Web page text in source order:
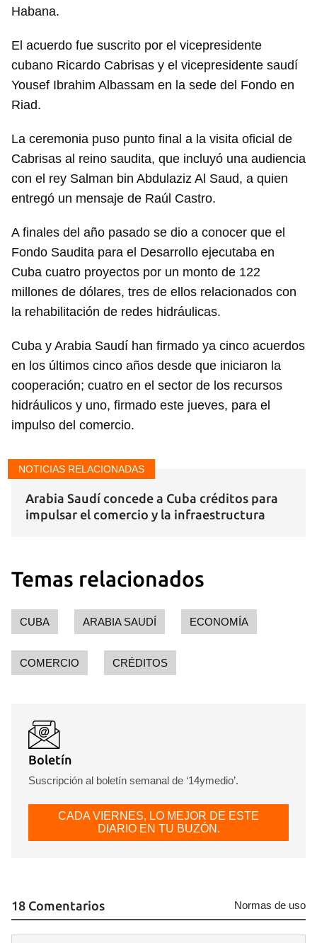
Habana.
El acuerdo fue suscrito por el vicepresidente
cubano Ricardo Cabrisas y el vicepresidente saudí
Yousef Ibrahim Albassam en la sede del Fondo en
Riad.
La ceremonia puso punto final a la visita oficial de
Cabrisas al reino saudita, que incluyó una audiencia
con el rey Salman bin Abdulaziz Al Saud, a quien
entregó un mensaje de Raúl Castro.
A finales del año pasado se dio a conocer que el
Fondo Saudita para el Desarrollo ejecutaba en
Cuba cuatro proyectos por un monto de 122
millones de dólares, tres de ellos relacionados con
la rehabilitación de redes hidráulicas.
Cuba y Arabia Saudí han firmado ya cinco acuerdos
en los últimos cinco años desde que iniciaron la
cooperación; cuatro en el sector de los recursos
hidráulicos y uno, firmado este jueves, para el
impulso del comercio.
NOTICIAS RELACIONADAS
Arabia Saudí concede a Cuba créditos para
impulsar el comercio y la infraestructura
Temas relacionados
CUBA ARABIA SAUDÍ ECONOMÍA
COMERCIO CRÉDITOS
Boletín
Suscripción al boletín semanal de ‘14ymedio’.
CADA VIERNES, LO MEJOR DE ESTE
DIARIO EN TU BUZÓN.
18 Comentarios Normas de uso